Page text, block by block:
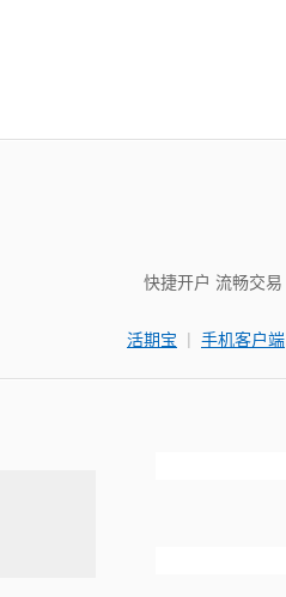
快捷开户 流畅交易
活期宝 | 手机客户端